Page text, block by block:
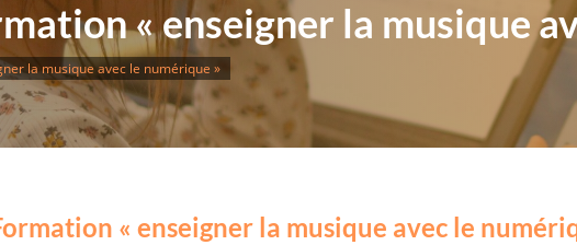
« enseigner la musique
la musique avec le numérique »
« enseigner la musique avec le